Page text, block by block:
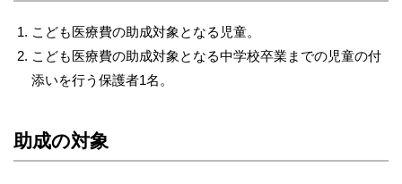
こども医療費の助成対象となる児童。
こども医療費の助成対象となる中学校卒業までの児童の付
添いを行う保護者1名。
助成の対象